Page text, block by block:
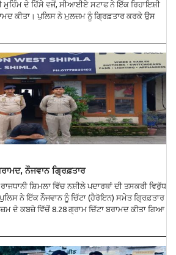
ਮੁਹਿੰਮ ਦੇ ਹਿੱਸੇ ਵਜੋਂ, ਸੀਆਈਏ ਸਟਾਫ ਨੇ ਇੱਕ ਰਿਹਾਇਸ਼ੀ
ਕੀਤਾ। ਪੁਲਿਸ ਨੇ ਮੁਲਜ਼ਮ ਨੂੰ ਗ੍ਰਿਫ਼ਤਾਰ ਕਰਕੇ ਉਸ
ਨੌਜਵਾਨ ਗ੍ਰਿਫ਼ਤਾਰ
ਸ਼ਿਮਲਾ ਵਿੱਚ ਨਸ਼ੀਲੇ ਪਦਾਰਥਾਂ ਦੀ ਤਸਕਰੀ ਵਿਰੁੱਧ
ਨੇ ਇੱਕ ਨੌਜਵਾਨ ਨੂੰ ਚਿੱਟਾ (ਹੈਰੋਇਨ) ਸਮੇਤ ਗ੍ਰਿਫ਼ਤਾਰ
ਦੇ ਕਬਜ਼ੇ ਵਿੱਚੋਂ 8.28 ਗ੍ਰਾਮ ਚਿੱਟਾ ਬਰਾਮਦ ਕੀਤਾ ਗਿਆ